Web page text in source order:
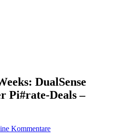
DualSense
Pi#rate-Deals –
Kommentare